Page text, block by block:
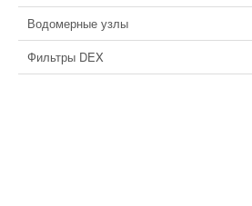
Водомерные узлы
Фильтры DEX